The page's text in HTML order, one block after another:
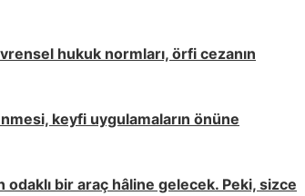
hukuk normları, örfi cezanın
keyfi uygulamaların önüne
bir araç hâline gelecek. Peki, sizce